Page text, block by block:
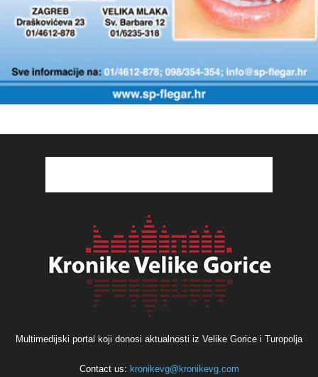
Multimedijski portal koji donosi aktualnosti iz Velike Gorice i Turopolja
Contact us: kronikevg@kronikevg.com